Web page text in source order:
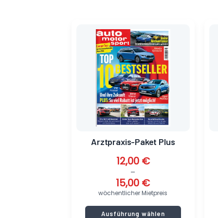
Arztpraxis-Paket Plus
12,00 €
–
15,00 €
wöchentlicher Mietpreis
Ausführung wählen